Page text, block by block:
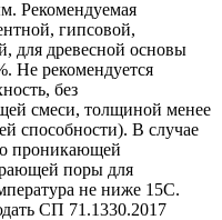
Рекомендуемая
гипсовой,
для древесной основы
рекомендуется
без
смеси, толщиной менее
способности). В случае
проникающей
поры для
не ниже 15С.
СП 71.1330.2017